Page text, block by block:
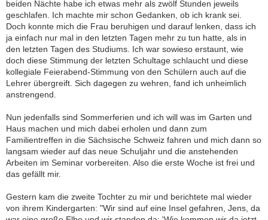
beiden Nächte habe ich etwas mehr als zwölf Stunden jeweils
geschlafen. Ich machte mir schon Gedanken, ob ich krank sei.
Doch konnte mich die Frau beruhigen und darauf lenken, dass ich
ja einfach nur mal in den letzten Tagen mehr zu tun hatte, als in
den letzten Tagen des Studiums. Ich war sowieso erstaunt, wie
doch diese Stimmung der letzten Schultage schlaucht und diese
kollegiale Feierabend-Stimmung von den Schülern auch auf die
Lehrer übergreift. Sich dagegen zu wehren, fand ich unheimlich
anstrengend.
Nun jedenfalls sind Sommerferien und ich will was im Garten und
Haus machen und mich dabei erholen und dann zum
Familientreffen in die Sächsische Schweiz fahren und mich dann so
langsam wieder auf das neue Schuljahr und die anstehenden
Arbeiten im Seminar vorbereiten. Also die erste Woche ist frei und
das gefällt mir.
Gestern kam die zweite Tochter zu mir und berichtete mal wieder
von ihrem Kindergarten: "Wir sind auf eine Insel gefahren, Jens, da